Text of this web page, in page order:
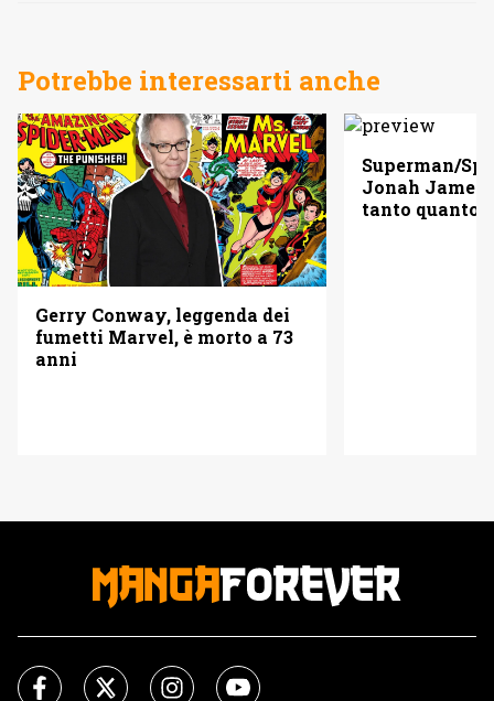
Potrebbe interessarti anche
Gerry Conway, leggenda dei
fumetti Marvel, è morto a 73
anni
Superman/
Jonah
tanto quanto